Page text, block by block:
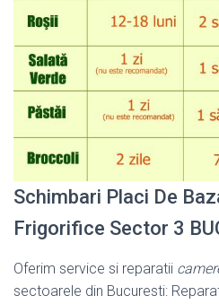
Schimbari Placi De
Frigorifice Sector 3
Oferim service si reparatii
sectoarele din Bucuresti: